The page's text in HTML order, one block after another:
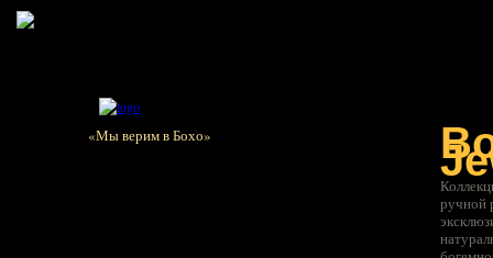
«Мы верим в Бохо»
ручной